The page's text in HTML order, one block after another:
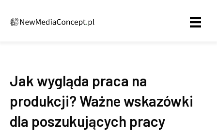
Jak wygląda praca na
produkcji? Ważne wskazówki
dla poszukujących pracy